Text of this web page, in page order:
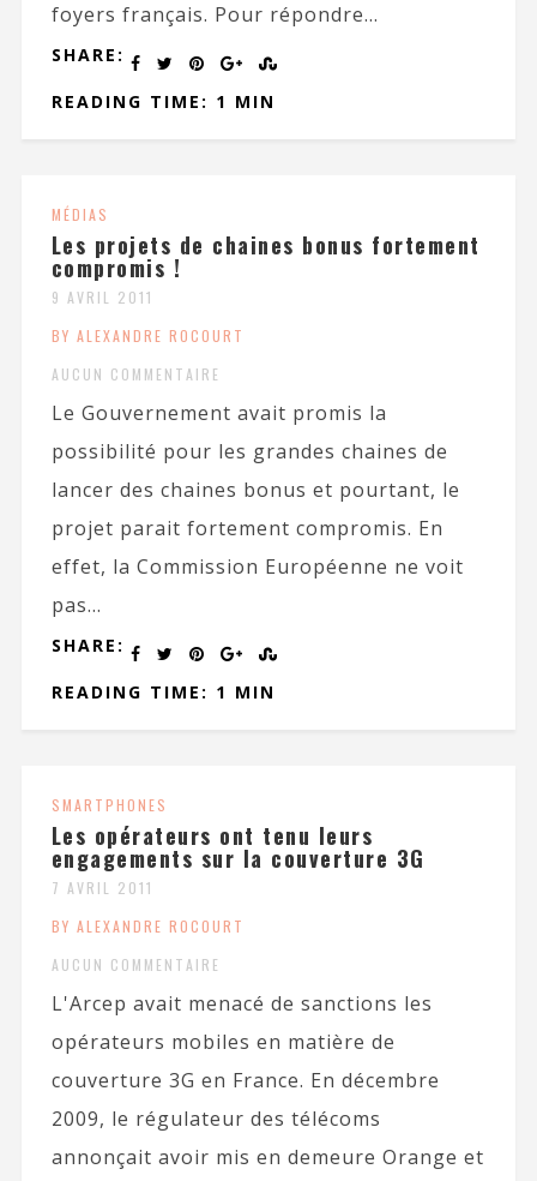
foyers français. Pour répondre...
SHARE:
READING TIME: 1 MIN
MÉDIAS
Les projets de chaines bonus fortement
compromis !
9 AVRIL 2011
BY ALEXANDRE ROCOURT
AUCUN COMMENTAIRE
Le Gouvernement avait promis la
possibilité pour les grandes chaines de
lancer des chaines bonus et pourtant, le
projet parait fortement compromis. En
effet, la Commission Européenne ne voit
pas...
SHARE:
READING TIME: 1 MIN
SMARTPHONES
Les opérateurs ont tenu leurs
engagements sur la couverture 3G
7 AVRIL 2011
BY ALEXANDRE ROCOURT
AUCUN COMMENTAIRE
L'Arcep avait menacé de sanctions les
opérateurs mobiles en matière de
couverture 3G en France. En décembre
2009, le régulateur des télécoms
annonçait avoir mis en demeure Orange et